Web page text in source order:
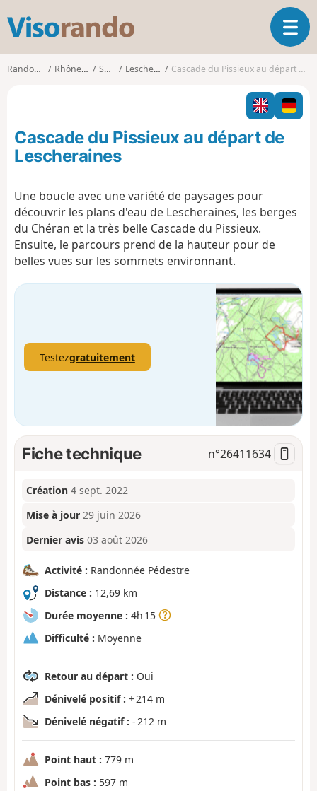
s
o
o
O
u
i
r
l
g
n
Randonnées Rhône-Alpes Savoie Lescheraines Cascade du Pissieux au départ de Lescheraines
Cascade du Pissieux au départ de
Lescheraines
Une boucle avec une variété de paysages pour
découvrir les plans d'eau de Lescheraines, les berges
du Chéran et la très belle Cascade du Pissieux.
Ensuite, le parcours prend de la hauteur pour de
belles vues sur les sommets environnant.
Testezgratuitement
Fiche technique n°26411634
Création 4 sept. 2022
Mise à jour 29 juin 2026
Dernier avis 03 août 2026
Activité : Randonnée Pédestre
Distance : 12,69 km
Durée moyenne : 4h 15
Difficulté : Moyenne
Retour au départ : Oui
Dénivelé positif : + 214 m
Dénivelé négatif : - 212 m
Point haut : 779 m
Point bas : 597 m